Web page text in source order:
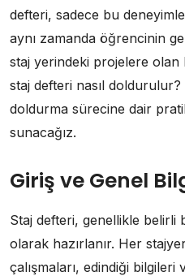
defteri, sadece bu
aynı zamanda öğrencinin
staj yerindeki projelere olan
staj defteri nasıl
doldurma sürecine dair
sunacağız.
Giriş ve Genel
Staj defteri, genellikle belirli
olarak hazırlanır. Her
çalışmaları, edindiği